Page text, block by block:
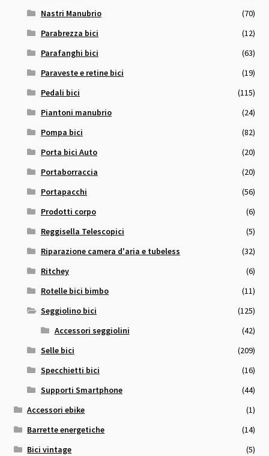
Nastri Manubrio
(70)
Parabrezza bici
(12)
Parafanghi bici
(63)
Paraveste e retine bici
(19)
Pedali bici
(115)
Piantoni manubrio
(24)
Pompa bici
(82)
Porta bici Auto
(20)
Portaborraccia
(20)
Portapacchi
(56)
Prodotti corpo
(6)
Reggisella Telescopici
(5)
Riparazione camera d'aria e tubeless
(32)
Ritchey
(6)
Rotelle bici bimbo
(11)
Seggiolino bici
(125)
Accessori seggiolini
(42)
Selle bici
(209)
Specchietti bici
(16)
Supporti Smartphone
(44)
Accessori ebike
(1)
Barrette energetiche
(14)
Bici vintage
(5)